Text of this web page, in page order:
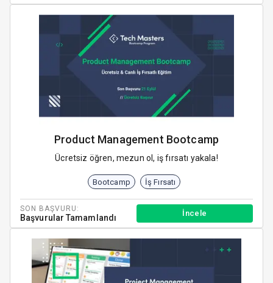
Product Management Bootcamp
Ücretsiz öğren, mezun ol, iş fırsatı yakala!
Bootcamp İş Fırsatı
SON BAŞVURU:
Başvurular Tamamlandı İncele